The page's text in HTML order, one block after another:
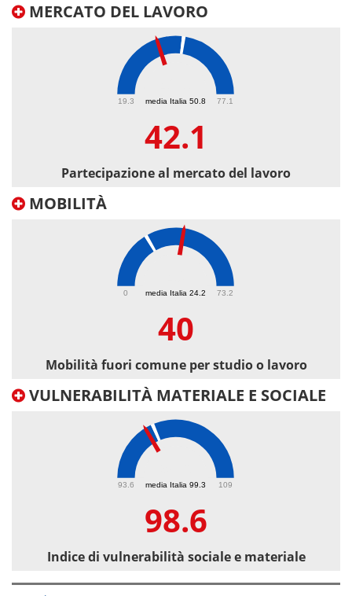
MERCATO DEL LAVORO
media Italia 50.8
19.3 77.1
42.1
Partecipazione al mercato del lavoro
MOBILITÀ
media Italia 24.2
0 73.2
40
Mobilità fuori comune per studio o lavoro
VULNERABILITÀ MATERIALE E SOCIALE
media Italia 99.3
93.6 109
98.6
Indice di vulnerabilità sociale e materiale